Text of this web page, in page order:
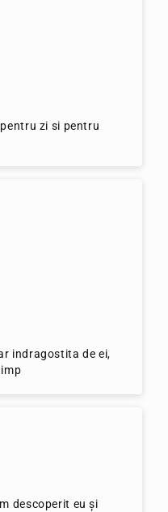
zi si pentru
indragostita de ei,
descoperit eu și